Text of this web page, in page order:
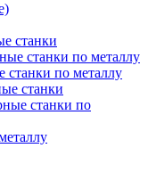
станки
станки по металлу
станки по металлу
станки
станки по